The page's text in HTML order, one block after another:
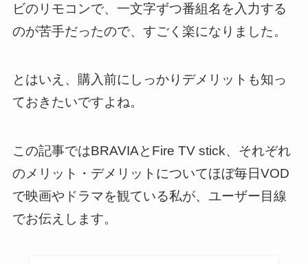
ビのリモコンで、一文字ずつ番組名を入力する
のが苦手だったので、すごく楽になりました。
とはいえ、購入前にしっかりデメリットも知っ
ておきたいですよね。
この記事ではBRAVIAとFire TV stick、それぞれ
のメリット・デメリット についてほぼ毎日VOD
で映画やドラマを観ている私が、ユーザー目線
でお伝えします。